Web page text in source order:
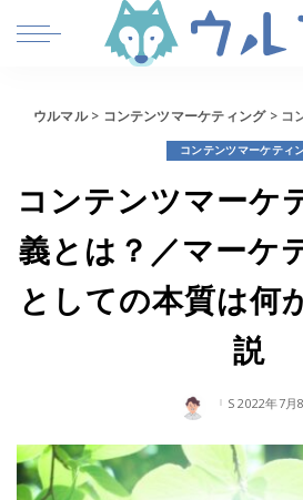
ウルマル> コンテンツマーケティング> コンテン
コンテンツマーケティ
コンテンツマーケ
義とは？／マーケ
としての本質は何
説
2022年7月